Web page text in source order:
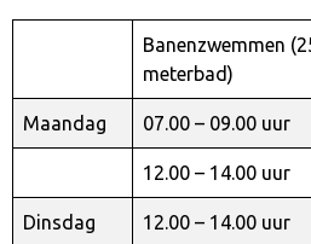
Banenzwemmen
meterbad)
Maandag 07.00 – 09.00 uur
12.00 – 14.00 uur
Dinsdag 12.00 – 14.00 uur